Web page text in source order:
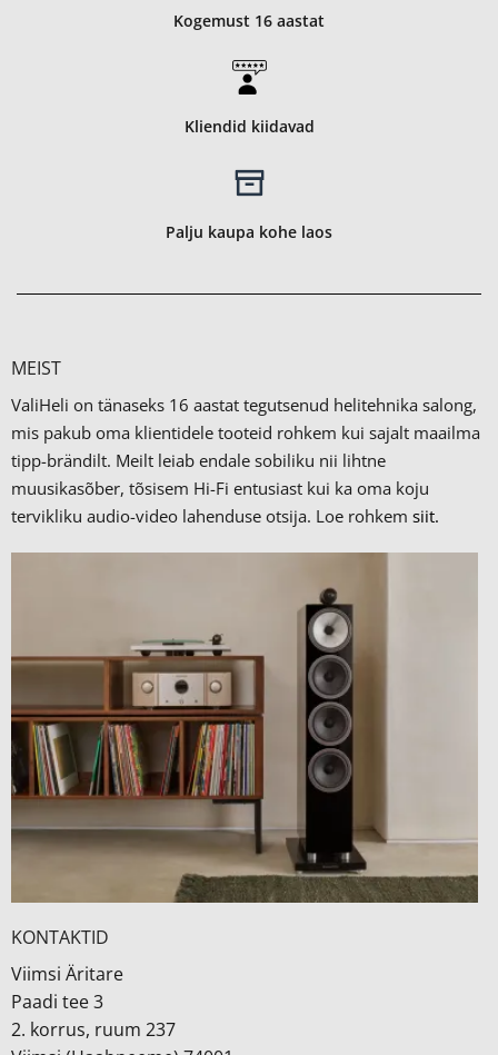
Kogemust 16 aastat
Kliendid kiidavad
Palju kaupa kohe laos
MEIST
ValiHeli on tänaseks 16 aastat tegutsenud helitehnika salong,
mis pakub oma klientidele tooteid rohkem kui sajalt maailma
tipp-brändilt. Meilt leiab endale sobiliku nii lihtne
muusikasõber, tõsisem Hi-Fi entusiast kui ka oma koju
tervikliku audio-video lahenduse otsija. Loe rohkem siit.
KONTAKTID
Viimsi Äritare
Paadi tee 3
2. korrus, ruum 237